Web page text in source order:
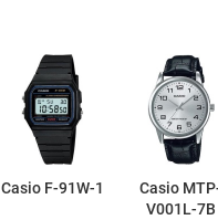
Casio F-91W-1
Casio
V001L-7B